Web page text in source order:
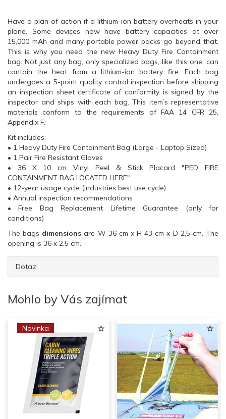
Have a plan of action if a lithium-ion battery overheats in your
plane. Some devices now have battery capacities at over
15,000 mAh and many portable power packs go beyond that.
This is why you need the new Heavy Duty Fire Containment
bag. Not just any bag, only specialized bags, like this one, can
contain the heat from a lithium-ion battery fire. Each bag
undergoes a 5-point quality control inspection before shipping
an inspection sheet certificate of conformity is signed by the
inspector and ships with each bag. This item’s representative
materials conform to the requirements of FAA 14 CFR 25,
Appendix F.
Kit includes:
• 1 Heavy Duty Fire Containment Bag (Large - Laptop Sized)
• 1 Pair Fire Resistant Gloves
• 36 X 10 cm Vinyl Peel & Stick Placard "PED FIRE
CONTAINMENT BAG LOCATED HERE"
• 12-year usage cycle (industries best use cycle)
• Annual inspection recommendations
• Free Bag Replacement Lifetime Guarantee (only for
conditions)
The bags dimensionsare W 36 cm x H 43 cm x D 2,5 cm. The
opening is 36 x 2,5 cm.
Dotaz
Mohlo by Vás zajímat
Novinka